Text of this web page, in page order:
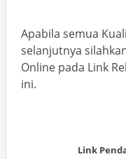
Apabila semua
selanjutnya
Online pada Link
ini.
Link